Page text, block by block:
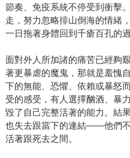
節奏、免疫系統不停受到衝擊
走，努力忽略排山倒海的情緒
一日拖著身體回到千瘡百孔的過
面對外人所加諸的痛苦已經夠
著更暴虐的魔鬼，那就是羞愧
下的無能、恐懼、依賴或暴怒
受的感受，有人選擇酗酒、暴
毀了自己完整活著的能力。結
也失去跟當下的連結——他們
活著跟死去之間。